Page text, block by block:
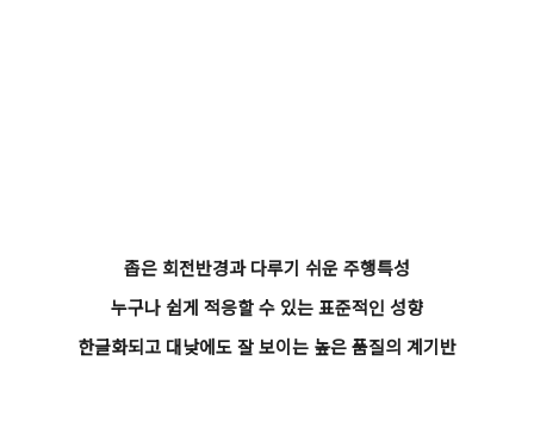
좁은 회전반경과 다루기 쉬운 주행특성
누구나 쉽게 적응할 수 있는 표준적인 성향
한글화되고 대낮에도 잘 보이는 높은 품질의 계기반